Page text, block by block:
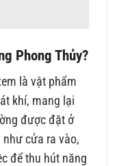
Phong Thủy?
là vật phẩm
khí, mang lại
được đặt ở
cửa ra vào,
để thu hút năng